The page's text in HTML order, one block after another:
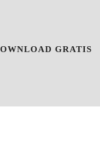
GRATIS